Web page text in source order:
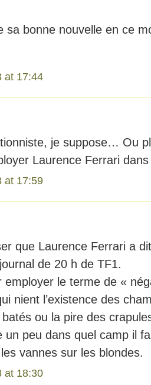
sa bonne nouvelle en ce
at 17:44
je suppose… Ou
Laurence Ferrari
at 17:59
que Laurence Ferrari a
de 20 h de TF1.
employer le terme de «
nient l’existence des
ou la pire des
un peu dans quel camp il
vannes sur les blondes.
at 18:30